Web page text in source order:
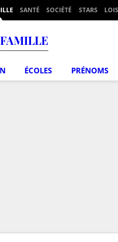
SANTÉ SOCIÉTÉ STARS
FAMILLE
ÉCOLES PRÉNOMS